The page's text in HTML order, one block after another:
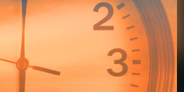
are agreeing to our use of
cookies.